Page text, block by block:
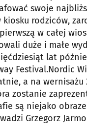
swoje
rodziców,
w całej
duże i małe
lat
Festival.Nordic
a na
zostanie
są niejako
Grzegorz